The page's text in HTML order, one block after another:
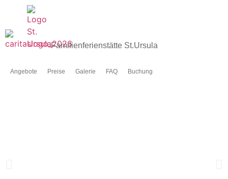
Familienferienstätte St.Ursula
Angebote Preise Galerie FAQ Buchung